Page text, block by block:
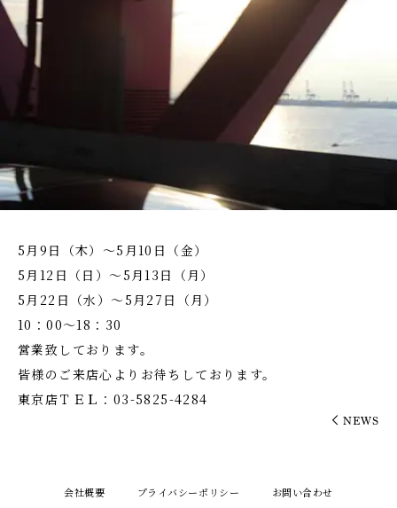
5月9日（木）～5月10日（金）
5月12日（日）～5月13日（月）
5月22日（水）～5月27日（月）
10：00～18：30
営業致しております。
皆様のご来店心よりお待ちしております。
東京店ＴＥＬ：03-5825-4284
NEWS
会社概要 プライバシーポリシー お問い合わせ